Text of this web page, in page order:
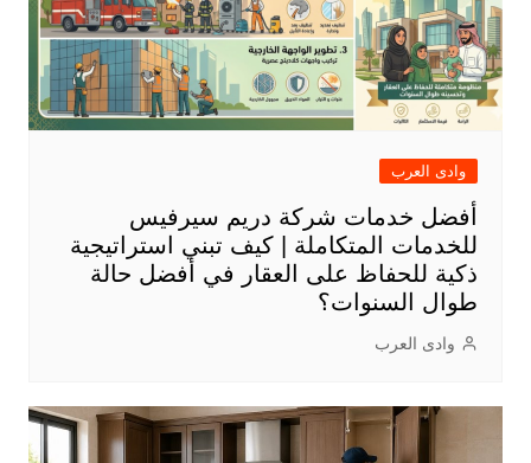
وادى العرب
أفضل خدمات شركة دريم سيرفيس
للخدمات المتكاملة | كيف تبني استراتيجية
ذكية للحفاظ على العقار في أفضل حالة
طوال السنوات؟
وادى العرب